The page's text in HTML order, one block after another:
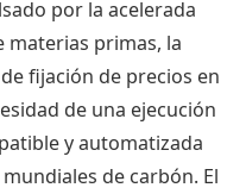
por la acelerada
materias primas, la
fijación de precios en
de una ejecución
y automatizada
de carbón. El